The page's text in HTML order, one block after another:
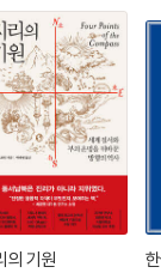
카, 유목의 본고장
부딪침과 스밈을
등 종교간 반목이
하게 보여준다. 숨
, 유목의 본고장 중
큼 의미심장하다.
시사하는 바는
는다. 7세기부터 1
의 기원